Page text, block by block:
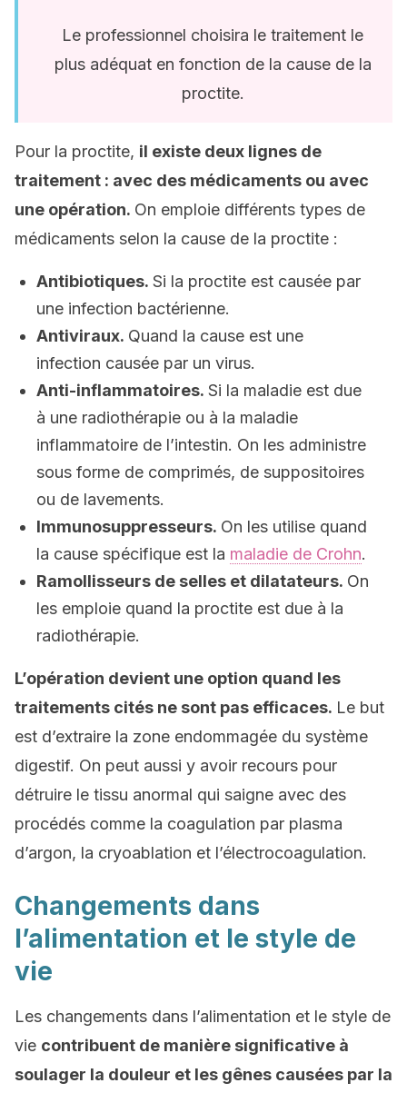
Le professionnel choisira le traitement le
plus adéquat en fonction de la cause de la
proctite.
Pour la proctite, il existe deux lignes de
traitement : avec des médicaments ou avec
une opération. On emploie différents types de
médicaments selon la cause de la proctite :
Antibiotiques. Si la proctite est causée par
une infection bactérienne.
Antiviraux. Quand la cause est une
infection causée par un virus.
Anti-inflammatoires. Si la maladie est due
à une radiothérapie ou à la maladie
inflammatoire de l’intestin. On les administre
sous forme de comprimés, de suppositoires
ou de lavements.
Immunosuppresseurs. On les utilise quand
la cause spécifique est la maladie de Crohn.
Ramollisseurs de selles et dilatateurs. On
les emploie quand la proctite est due à la
radiothérapie.
L’opération devient une option quand les
traitements cités ne sont pas efficaces. Le but
est d’extraire la zone endommagée du système
digestif. On peut aussi y avoir recours pour
détruire le tissu anormal qui saigne avec des
procédés comme la coagulation par plasma
d’argon, la cryoablation et l’électrocoagulation.
Changements dans
l’alimentation et le style de
vie
Les changements dans l’alimentation et le style de
vie contribuent de manière significative à
soulager la douleur et les gênes causées par la